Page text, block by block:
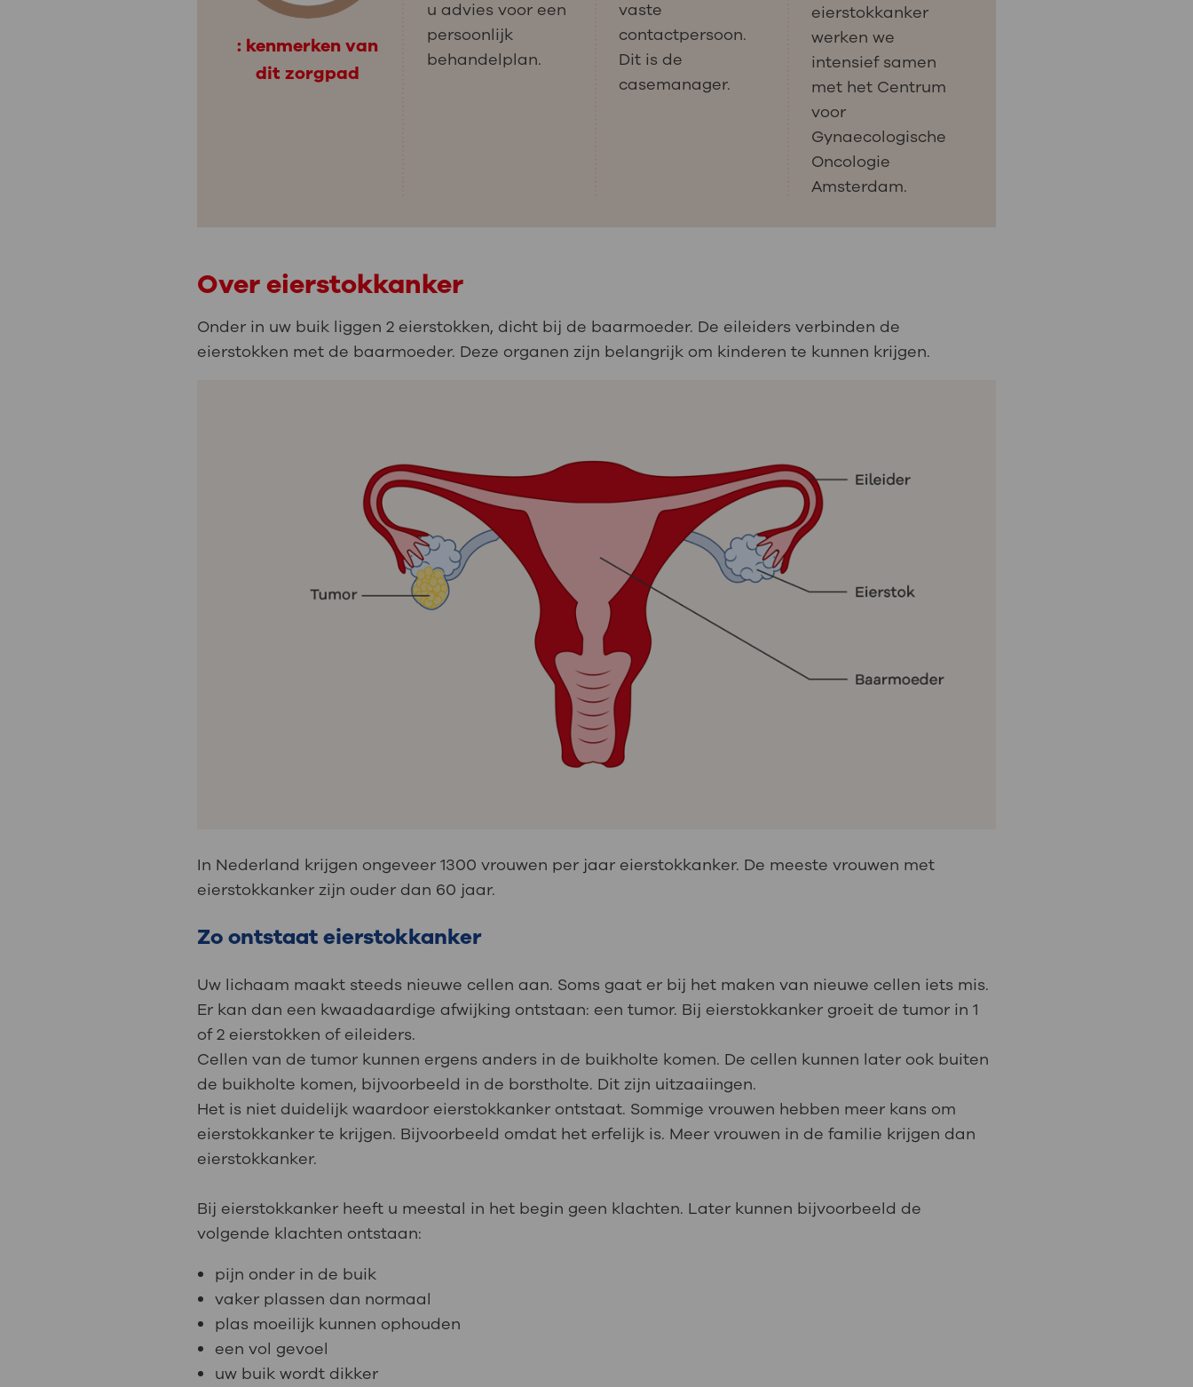
: kenmerken van
dit zorgpad
u advies voor een
persoonlijk
behandelplan.
vaste
contactpersoon.
Dit is de
casemanager.
eierstokkanker
werken we
intensief samen
met het Centrum
voor
Gynaecologische
Oncologie
Amsterdam.
Over eierstokkanker
Onder in uw buik liggen 2 eierstokken, dicht bij de baarmoeder. De eileiders verbinden de
eierstokken met de baarmoeder. Deze organen zijn belangrijk om kinderen te kunnen krijgen.
In Nederland krijgen ongeveer 1300 vrouwen per jaar eierstokkanker. De meeste vrouwen met
eierstokkanker zijn ouder dan 60 jaar.
Zo ontstaat eierstokkanker
Uw lichaam maakt steeds nieuwe cellen aan. Soms gaat er bij het maken van nieuwe cellen iets mis.
Er kan dan een kwaadaardige afwijking ontstaan: een tumor. Bij eierstokkanker groeit de tumor in 1
of 2 eierstokken of eileiders.
Cellen van de tumor kunnen ergens anders in de buikholte komen. De cellen kunnen later ook buiten
de buikholte komen, bijvoorbeeld in de borstholte. Dit zijn uitzaaiingen.
Het is niet duidelijk waardoor eierstokkanker ontstaat. Sommige vrouwen hebben meer kans om
eierstokkanker te krijgen. Bijvoorbeeld omdat het erfelijk is. Meer vrouwen in de familie krijgen dan
eierstokkanker.
Bij eierstokkanker heeft u meestal in het begin geen klachten. Later kunnen bijvoorbeeld de
volgende klachten ontstaan:
pijn onder in de buik
vaker plassen dan normaal
plas moeilijk kunnen ophouden
een vol gevoel
uw buik wordt dikker